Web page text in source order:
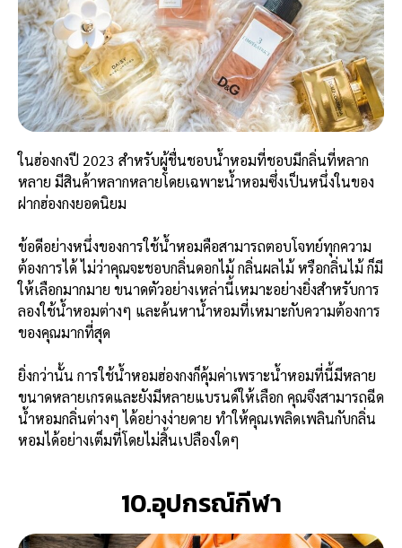
ในฮ่องกงปี 2023 สำหรับผู้ชื่นชอบน้ำหอมที่ชอบมีกลิ่นที่หลาก
หลาย มีสินค้าหลากหลายโดยเฉพาะน้ำหอมซึ่งเป็นหนึ่งในของ
ฝากฮ่องกงยอดนิยม
ข้อดีอย่างหนึ่งของการใช้น้ำหอมคือสามารถตอบโจทย์ทุกความ
ต้องการได้ ไม่ว่าคุณจะชอบกลิ่นดอกไม้ กลิ่นผลไม้ หรือกลิ่นไม้ ก็มี
ให้เลือกมากมาย ขนาดตัวอย่างเหล่านี้เหมาะอย่างยิ่งสำหรับการ
ลองใช้น้ำหอมต่างๆ และค้นหาน้ำหอมที่เหมาะกับความต้องการ
ของคุณมากที่สุด
ยิ่งกว่านั้น การใช้น้ำหอมฮ่องกงก็คุ้มค่าเพราะน้ำหอมที่นี้มีหลาย
ขนาดหลายเกรดและยังมีหลายแบรนด์ให้เลือก คุณจึงสามารถฉีด
น้ำหอมกลิ่นต่างๆ ได้อย่างง่ายดาย ทำให้คุณเพลิดเพลินกับกลิ่น
หอมได้อย่างเต็มที่โดยไม่สิ้นเปลืองใดๆ
10.อุปกรณ์กีฬา